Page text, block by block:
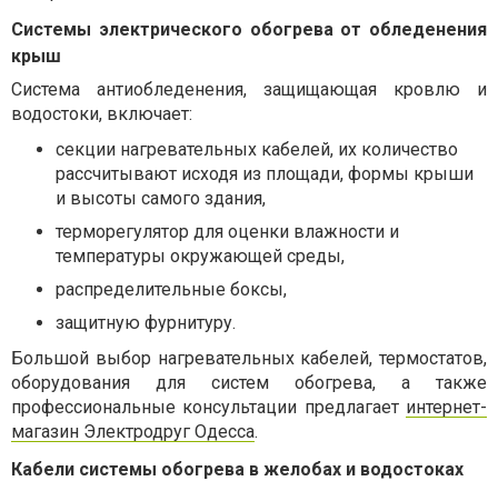
Системы электрического обогрева от обледенения
крыш
Система антиобледенения, защищающая кровлю и
водостоки, включает:
секции нагревательных кабелей, их количество
рассчитывают исходя из площади, формы крыши
и высоты самого здания,
терморегулятор для оценки влажности и
температуры окружающей среды,
распределительные боксы,
защитную фурнитуру.
Большой выбор нагревательных кабелей, термостатов,
оборудования для систем обогрева, а также
профессиональные консультации предлагает интернет-
магазин Электродруг Одесса.
Кабели системы обогрева в желобах и водостоках